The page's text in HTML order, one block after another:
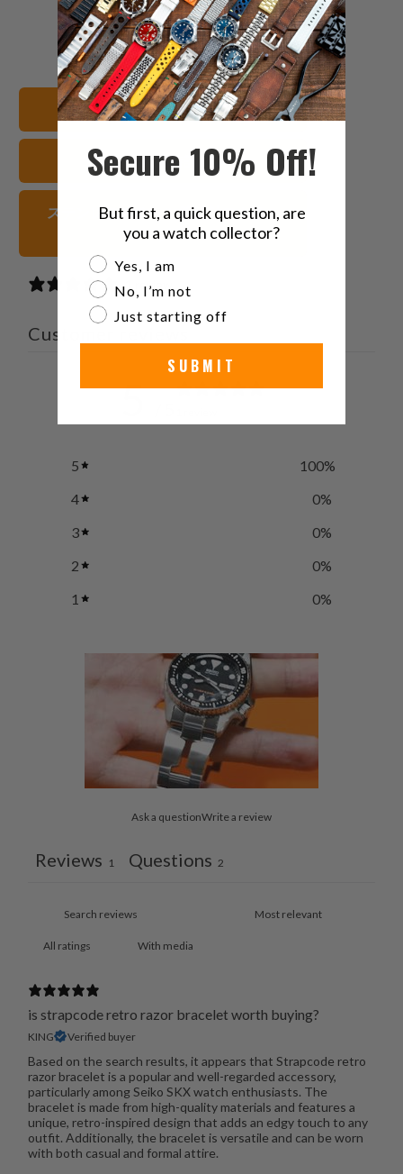
こ
の
内
容
を
有
す
Facebook
で
共
有
す
Pinterest
で
共
有
す
こ
の
メ
ー
ル
友
に
送
さ
20mm 腕時計バンド
Seiko SKX 腕時計バンド
ステンレススチール 腕時計ストラッ
プ
1 review
Customer reviews
5
5 100%
4
0%
3
0%
2
0%
1
0%
Ask a questionWrite a review
Reviews 1 Questions 2
With media
is strapcode retro razor bracelet worth buying?
KING Verified buyer
Based on the search results, it appears that Strapcode retro
razor bracelet is a popular and well-regarded accessory,
particularly among Seiko SKX watch enthusiasts. The
bracelet is made from high-quality materials and features a
unique, retro-inspired design that adds an edgy touch to any
outfit. Additionally, the bracelet is versatile and can be worn
with both casual and formal attire.
Secure 10% Off!
But first, a quick question, are
you a watch collector?
Are you a watch collector?
Yes, I am
No, I’m not
Just starting off
SUBMIT